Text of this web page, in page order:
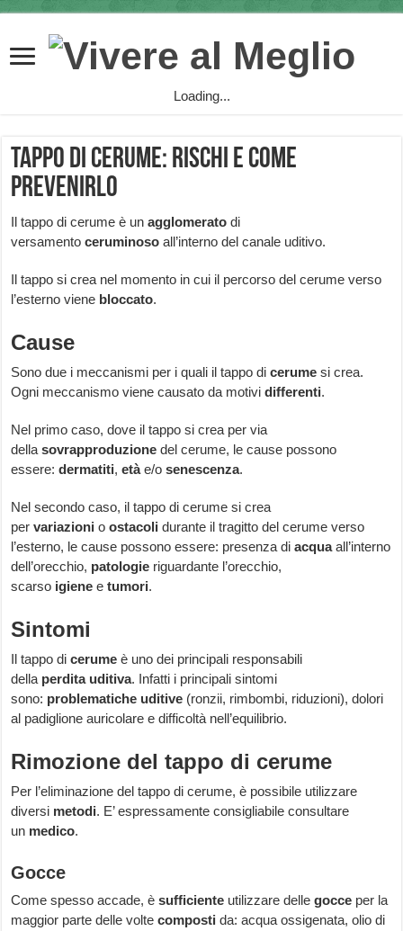
Loading...
Tappo di cerume: rischi e come
prevenirlo
Il tappo di cerume è unagglomerato di
versamentoceruminoso all’interno del canale uditivo.
Il tappo si crea nel momento in cui il percorso del cerume verso
l’esterno viene bloccato.
Cause
Sono due i meccanismi per i quali il tappo dicerume si crea.
Ogni meccanismo viene causato da motividifferenti.
Nel primo caso, dove il tappo si crea per via
dellasovrapproduzione del cerume, le cause possono
essere:dermatiti,etàe/osenescenza.
Nel secondo caso, il tappo di cerume si crea
pervariazioni oostacoli durante il tragitto del cerume verso
l’esterno, le cause possono essere: presenza diacquaall’interno
dell’orecchio, patologie riguardante l’orecchio,
scarso igiene etumori.
Sintomi
Il tappo dicerume è uno dei principali responsabili
della perdita uditiva. Infatti i principali sintomi
sono: problematiche uditive (ronzii, rimbombi, riduzioni), dolori
al padiglione auricolare e difficoltà nell’equilibrio.
Rimozione del tappo di cerume
Per l’eliminazione del tappo di cerume, è possibile utilizzare
diversi metodi. E’ espressamente consigliabile consultare
un medico.
Gocce
Come spesso accade, èsufficiente utilizzare dellegocce per la
maggior parte delle voltecomposti da: acqua ossigenata, olio di